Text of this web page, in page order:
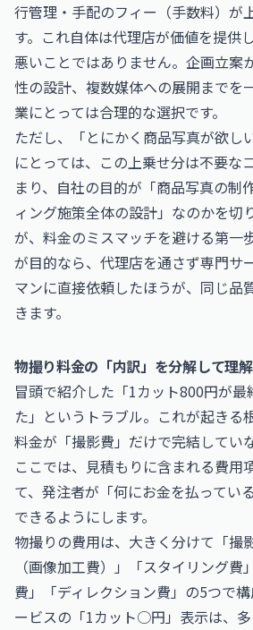
行管理・手配のフィー（手数料）が
す。これ自体は代理店が価値を提供
悪いことではありません。企画立案
性の設計、複数媒体への展開までを
業にとっては合理的な選択です。
ただし、「とにかく商品写真が欲し
にとっては、この上乗せ分は不要な
まり、自社の目的が「商品写真の制
ィング施策全体の設計」なのかを切
が、料金のミスマッチを避ける第一
が目的なら、代理店を通さず専門サ
マンに直接依頼したほうが、同じ品
きます。
物撮り料金の「内訳」を分解して理
冒頭で紹介した「1カット800円が最
た」というトラブル。これが起きる
料金が「撮影費」だけで完結してい
ここでは、見積もりに含まれる費用
て、発注者が「何にお金を払ってい
できるようにします。
物撮りの費用は、大きく分けて「撮
（画像加工費）」「スタイリング
費」「ディレクション費」の5つで
ービスの「1カット○円」表示は、